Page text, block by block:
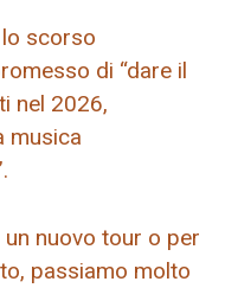
lo scorso
di “dare il
nel 2026,
musica
nuovo tour o per
passiamo molto